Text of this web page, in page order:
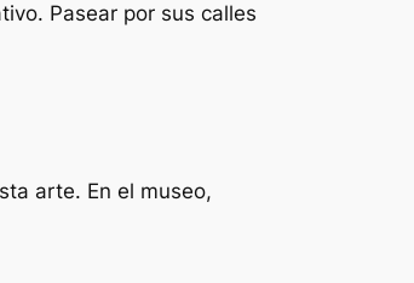
Pasear por sus calles
arte. En el museo,